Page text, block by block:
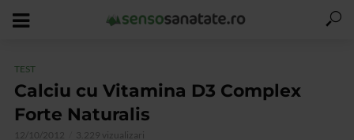
TEST
Calciu cu Vitamina D3 Complex
Forte Naturalis
12/10/2012 3.229 vizualizari